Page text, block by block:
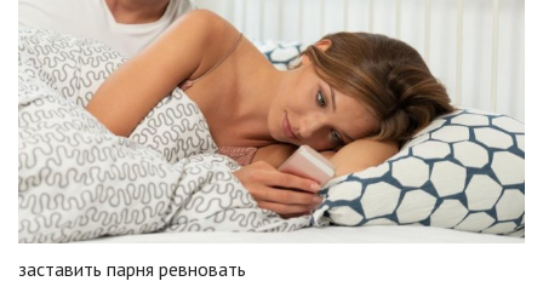
заставить парня ревновать